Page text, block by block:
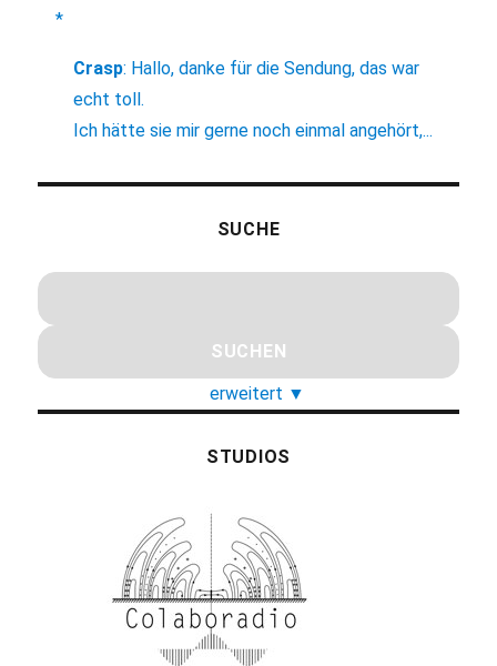
*
Crasp: Hallo, danke für die Sendung, das war
echt toll.
Ich hätte sie mir gerne noch einmal angehört,...
SUCHE
erweitert ▼
STUDIOS